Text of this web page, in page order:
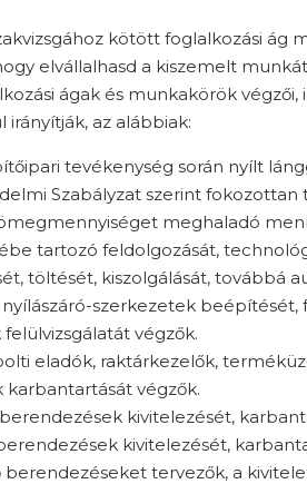
kötött foglalkozási ág
elvállalhasd a kiszemelt
ágak és munkakörök végzői,
az alábbiak:
tevékenység során nyílt
Szabályzat szerint
meghaladó
tartozó feldolgozását,
töltését, kiszolgálását, továbbá
szerkezetek beépítését,
végzők.
eladók, raktárkezelők,
karbantartását végzők.
kivitelezését,
kivitelezését,
tervezők, a